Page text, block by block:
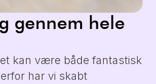
gennem hele
kan være både fantastisk
har vi skabt